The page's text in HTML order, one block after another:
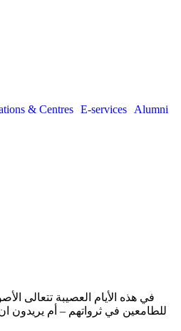
& Centres E-services Alumni
في هذه الأيام العصيبة تتعالى
للطامعين في ثرواتهم – أم يريدون